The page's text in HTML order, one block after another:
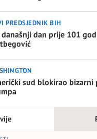
PREDSJEDNIK BIH
današnji dan prije 101
sud blokirao bizarni